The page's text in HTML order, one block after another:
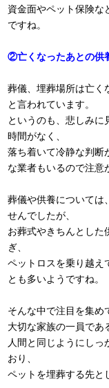
資金面やペット保険な
ですね。
②亡くなったあとの供
葬儀、埋葬場所は亡く
と言われています。
というのも、悲しみに
時間がなく、
落ち着いて冷静な判断
な業者もいるので注意
葬儀や供養については
せんでしたが、
お葬式やきちんとした
ぎ、
ペットロスを乗り越え
とも多いようですね。
そんな中で注目を集め
大切な家族の一員であ
人間と同じようにし
おり、
ペットを埋葬する先と